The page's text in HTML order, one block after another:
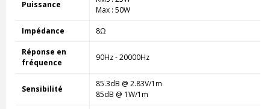
Puissance
Max : 50W
Impédance 8Ω
Réponse en
fréquence
90Hz - 20000Hz
Sensibilité
85.3dB @ 2.83V/1m
85dB @ 1W/1m